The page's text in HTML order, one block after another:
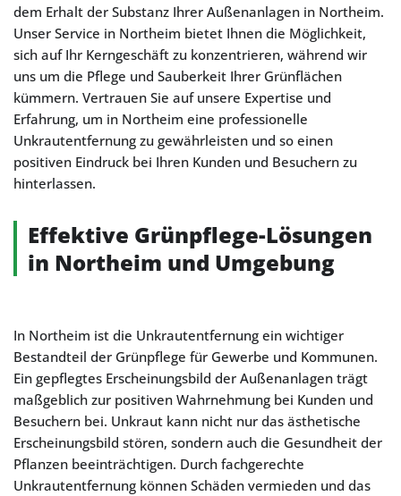
dem Erhalt der Substanz Ihrer Außenanlagen in Northeim.
Unser Service in Northeim bietet Ihnen die Möglichkeit,
sich auf Ihr Kerngeschäft zu konzentrieren, während wir
uns um die Pflege und Sauberkeit Ihrer Grünflächen
kümmern. Vertrauen Sie auf unsere Expertise und
Erfahrung, um in Northeim eine professionelle
Unkrautentfernung zu gewährleisten und so einen
positiven Eindruck bei Ihren Kunden und Besuchern zu
hinterlassen.
Effektive Grünpflege-Lösungen
in Northeim und Umgebung
In Northeim ist die Unkrautentfernung ein wichtiger
Bestandteil der Grünpflege für Gewerbe und Kommunen.
Ein gepflegtes Erscheinungsbild der Außenanlagen trägt
maßgeblich zur positiven Wahrnehmung bei Kunden und
Besuchern bei. Unkraut kann nicht nur das ästhetische
Erscheinungsbild stören, sondern auch die Gesundheit der
Pflanzen beeinträchtigen. Durch fachgerechte
Unkrautentfernung können Schäden vermieden und das